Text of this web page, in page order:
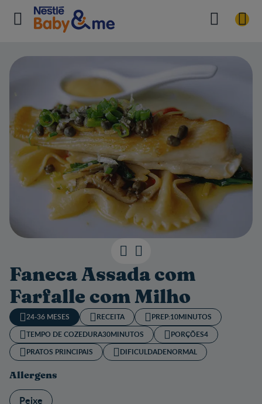
Faneca Assada com
Farfalle com Milho
24-36 MESES RECEITA PREP:10MINUTOS
TEMPO DE COZEDURA​30MINUTOS PORÇÕES4
PRATOS PRINCIPAIS
DIFICULDADENORMAL
Allergens
Peixe